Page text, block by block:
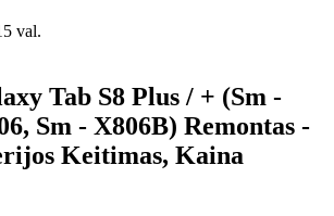
val.
Tab S8 Plus / + (Sm -
Sm - X806B) Remontas -
Keitimas, Kaina